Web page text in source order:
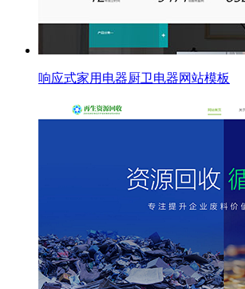
响应式家用电器厨卫电器网站模板